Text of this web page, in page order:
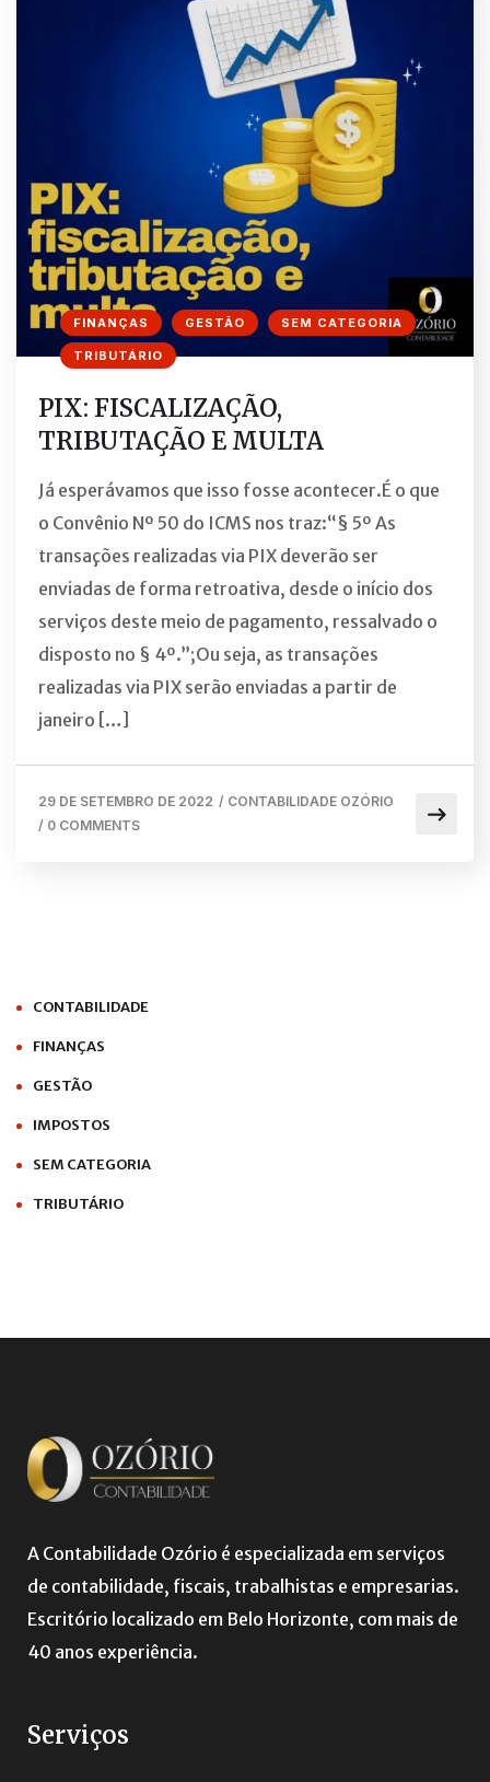
FINANÇAS GESTÃO SEM CATEGORIA
TRIBUTÁRIO
PIX: FISCALIZAÇÃO,
TRIBUTAÇÃO E MULTA
Já esperávamos que isso fosse acontecer.É o que
o Convênio Nº 50 do ICMS nos traz:“§ 5º As
transações realizadas via PIX deverão ser
enviadas de forma retroativa, desde o início dos
serviços deste meio de pagamento, ressalvado o
disposto no § 4º.”;Ou seja, as transações
realizadas via PIX serão enviadas a partir de
janeiro […]
29 DE SETEMBRO DE 2022 / CONTABILIDADE OZÓRIO
/ 0 COMMENTS
CONTABILIDADE
FINANÇAS
GESTÃO
IMPOSTOS
SEM CATEGORIA
TRIBUTÁRIO
A Contabilidade Ozório é especializada em serviços
de contabilidade, fiscais, trabalhistas e empresarias.
Escritório localizado em Belo Horizonte, com mais de
40 anos experiência.
Serviços